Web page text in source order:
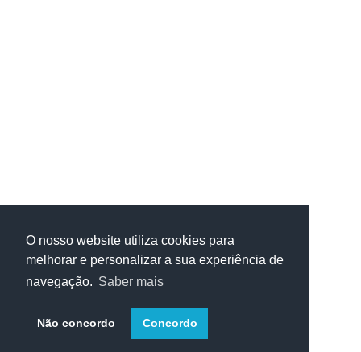
O nosso website utiliza cookies para
melhorar e personalizar a sua experiência de
navegação. Saber mais
Não concordo Concordo